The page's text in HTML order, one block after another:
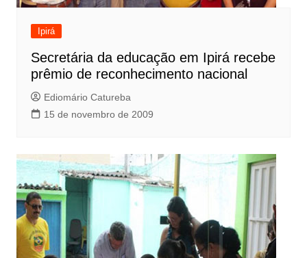
Ipirá
Secretária da educação em Ipirá recebe
prêmio de reconhecimento nacional
Ediomário Catureba
15 de novembro de 2009